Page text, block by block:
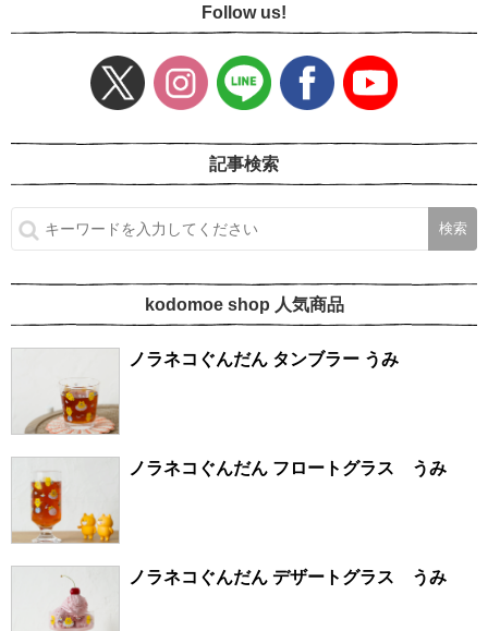
Follow us!
記事検索
kodomoe shop 人気商品
ノラネコぐんだん タンブラー うみ
ノラネコぐんだん フロートグラス うみ
ノラネコぐんだん デザートグラス うみ